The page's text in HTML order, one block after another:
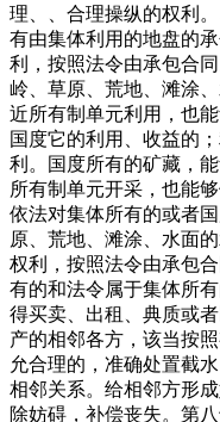
理、、合理操纵的权利
有由集体利用的地盘的
利，按照法令由承包合
岭、草原、荒地、滩涂
近所有制单元利用，也
国度它的利用、收益的
利。国度所有的矿藏，
所有制单元开采，也能
依法对集体所有的或者
原、荒地、滩涂、水面
权利，按照法令由承包
有的和法令属于集体所
得买卖、出租、典质或
产的相邻各方，该当按
允合理的，准确处置截
相邻关系。给相邻方形
除妨碍，补偿丧失。第